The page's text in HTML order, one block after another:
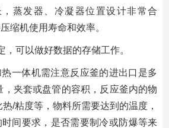
蒸发器、冷凝器位置设计非常合
缩机使用寿命和效率。
，可以做好数据的存储工作。
一体机需注意反应釜的进出口是多
，夹套或盘管的容积，反应釜内的物
/粘度等，物料所需要达到的温度，
间要求，是否需要制冷或防爆等来